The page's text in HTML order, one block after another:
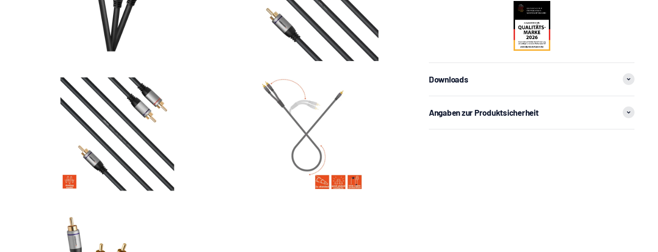
Downloads
Angaben zur Produktsicherheit